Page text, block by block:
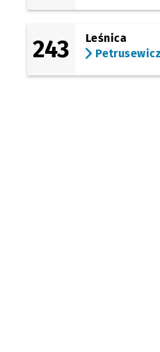
(Żernicka)
(Żernicka)
Wrocław Nowy Dwór
243
Leśnica